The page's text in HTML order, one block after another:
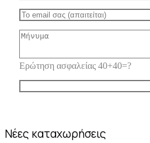
Ερώτηση ασφαλείας 40+40=?
Νέες καταχωρήσεις